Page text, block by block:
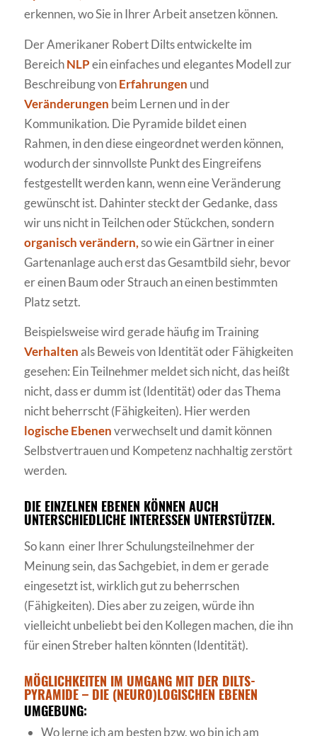
erkennen, wo Sie in Ihrer Arbeit ansetzen können.
Der Amerikaner Robert Dilts entwickelte im
BereichNLPein einfaches und elegantes Modell zur
Beschreibung vonErfahrungen und
Veränderungen beim Lernen und in der
Kommunikation. Die Pyramide bildet einen
Rahmen, in den diese eingeordnet werden können,
wodurch der sinnvollste Punkt des Eingreifens
festgestellt werden kann, wenn eine Veränderung
gewünscht ist. Dahinter steckt der Gedanke, dass
wir uns nicht in Teilchen oder Stückchen, sondern
organisch verändern,so wie ein Gärtner in einer
Gartenanlage auch erst das Gesamtbild siehr, bevor
er einen Baum oder Strauch an einen bestimmten
Platz setzt.
Beispielsweise wird gerade häufig im Training
Verhaltenals Beweis von Identität oder Fähigkeiten
gesehen: Ein Teilnehmer meldet sich nicht, das heißt
nicht, dass er dumm ist (Identität) oder das Thema
nicht beherrscht (Fähigkeiten). Hier werden
logische Ebenenverwechselt und damit können
Selbstvertrauen und Kompetenz nachhaltig zerstört
werden.
DIE EINZELNEN EBENEN KÖNNEN AUCH
UNTERSCHIEDLICHE INTERESSEN UNTERSTÜTZEN.
So kann einer Ihrer Schulungsteilnehmer der
Meinung sein, das Sachgebiet, in dem er gerade
eingesetzt ist, wirklich gut zu beherrschen
(Fähigkeiten). Dies aber zu zeigen, würde ihn
vielleicht unbeliebt bei den Kollegen machen, die ihn
für einen Streber halten könnten (Identität).
MÖGLICHKEITEN IM UMGANG MIT DER DILTS-
PYRAMIDE – DIE (NEURO)LOGISCHEN EBENEN
UMGEBUNG:
Wo lerne ich am besten bzw. wo bin ich am